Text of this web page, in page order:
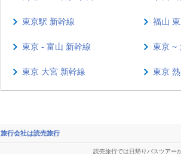
東京駅 新幹線 福山
東京 - 富山 新幹線 東京 ~
東京 大宮 新幹線 東京
旅行会社は読売旅行
読売旅行では日帰りバスツアー